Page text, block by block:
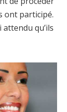
ont participé.
qu’ils